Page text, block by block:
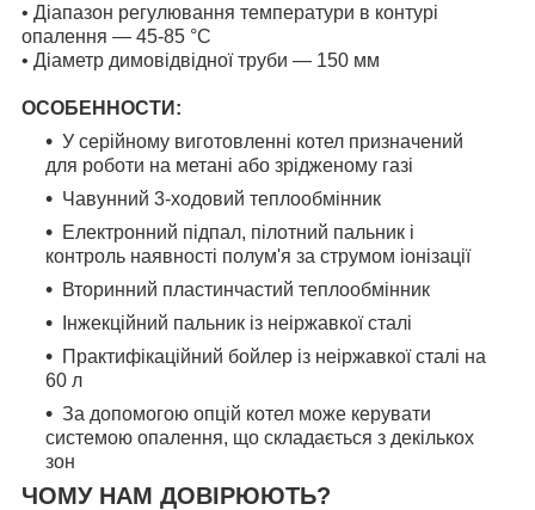
• Діапазон регулювання температури в контурі
опалення — 45-85 °C
• Діаметр димовідвідної труби — 150 мм
ОСОБЕННОСТИ:
У серійному виготовленні котел призначений
для роботи на метані або зрідженому газі
Чавунний 3-ходовий теплообмінник
Електронний підпал, пілотний пальник і
контроль наявності полум'я за струмом іонізації
Вторинний пластинчастий теплообмінник
Інжекційний пальник із неіржавкої сталі
Практифікаційний бойлер із неіржавкої сталі на
60 л
За допомогою опцій котел може керувати
системою опалення, що складається з декількох
зон
ЧОМУ НАМ ДОВІРЮЮТЬ?